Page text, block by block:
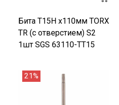
Бита T15H х110мм TORX
TR (с отверстием) S2
1шт SGS 63110-TT15
21%